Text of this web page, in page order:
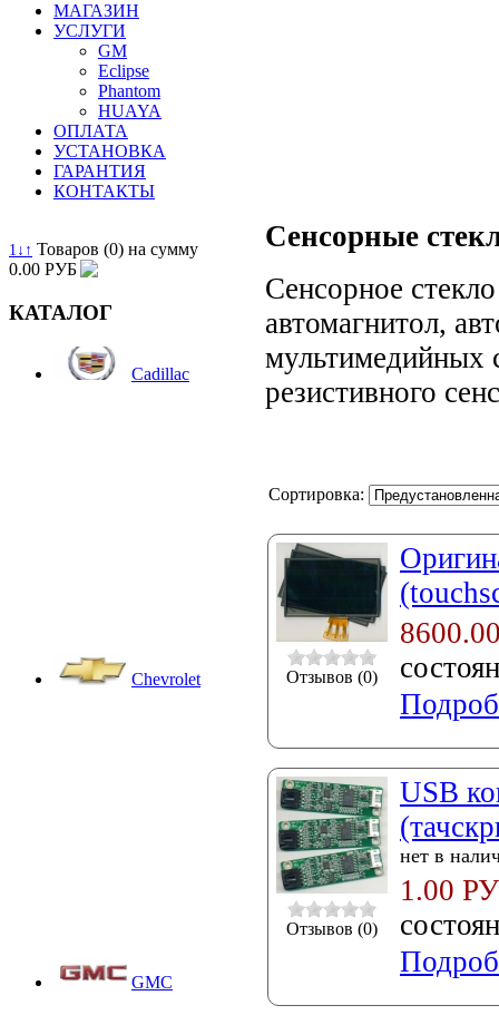
МАГАЗИН
УСЛУГИ
GM
Eclipse
Phantom
HUAYA
ОПЛАТА
УСТАНОВКА
ГАРАНТИЯ
КОНТАКТЫ
1↓↑ Товаров (0) на сумму
0.00 РУБ
КАТАЛОГ
Cadillac
Chevrolet
GMC
Сенсорные
Сенсорное
автомагнитол,
мультимедийных
резистивного
Сортировка:
Отзывов (0)
Отзывов (0)
USB
нет в
1.00